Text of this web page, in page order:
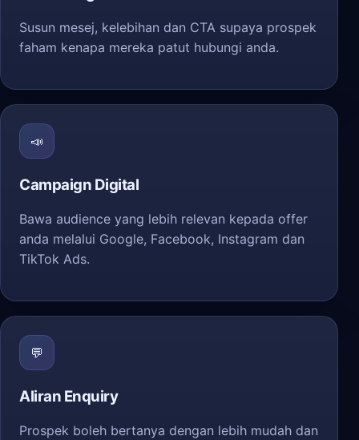
Susun mesej, kelebihan dan CTA supaya prospek
faham kenapa mereka patut hubungi anda.
📣
Campaign Digital
Bawa audience yang lebih relevan kepada offer
anda melalui Google, Facebook, Instagram dan
TikTok Ads.
💬
Aliran Enquiry
Prospek boleh bertanya dengan lebih mudah dan